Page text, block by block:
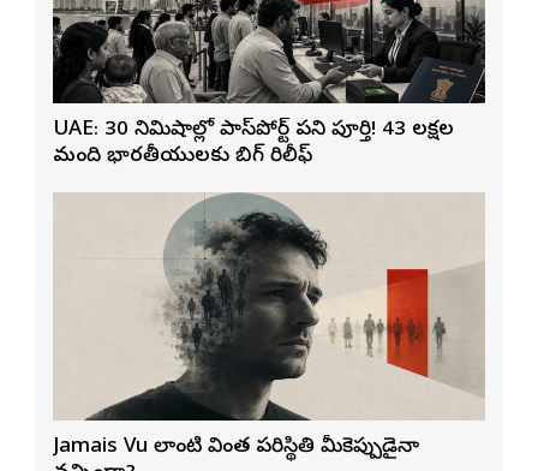
UAE: 30 నిమిషాల్లో పాస్‌పోర్ట్ పని పూర్తి! 43 లక్షల
మంది భారతీయులకు బిగ్ రిలీఫ్
Jamais Vu లాంటి వింత పరిస్థితి మీకెప్పుడైనా